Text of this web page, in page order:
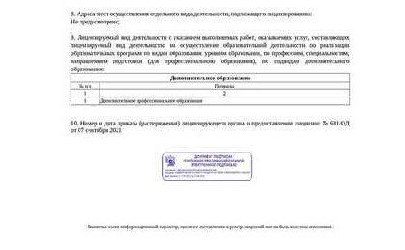
ChatApp
online
Свяжитесь с нами через любой удобный мессенджер!